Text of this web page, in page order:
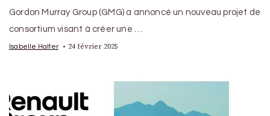
Gordon Murray Group (GMG) a annoncé un nouveau projet de
consortium visant à créer une …
Isabelle Halter 24 février 2025